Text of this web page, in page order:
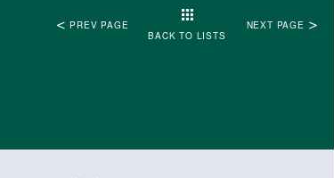
BACK TO LISTS
PREV PAGE NEXT PAGE